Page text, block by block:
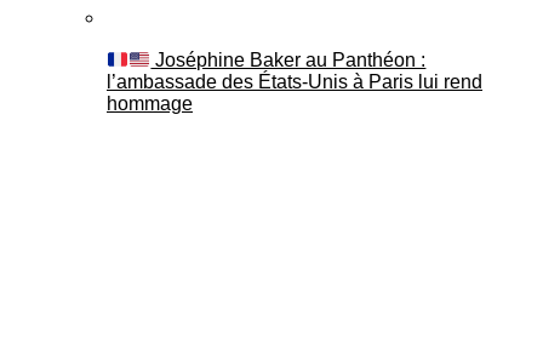
Joséphine Baker au Panthéon :
l’ambassade des États-Unis à Paris lui rend
hommage